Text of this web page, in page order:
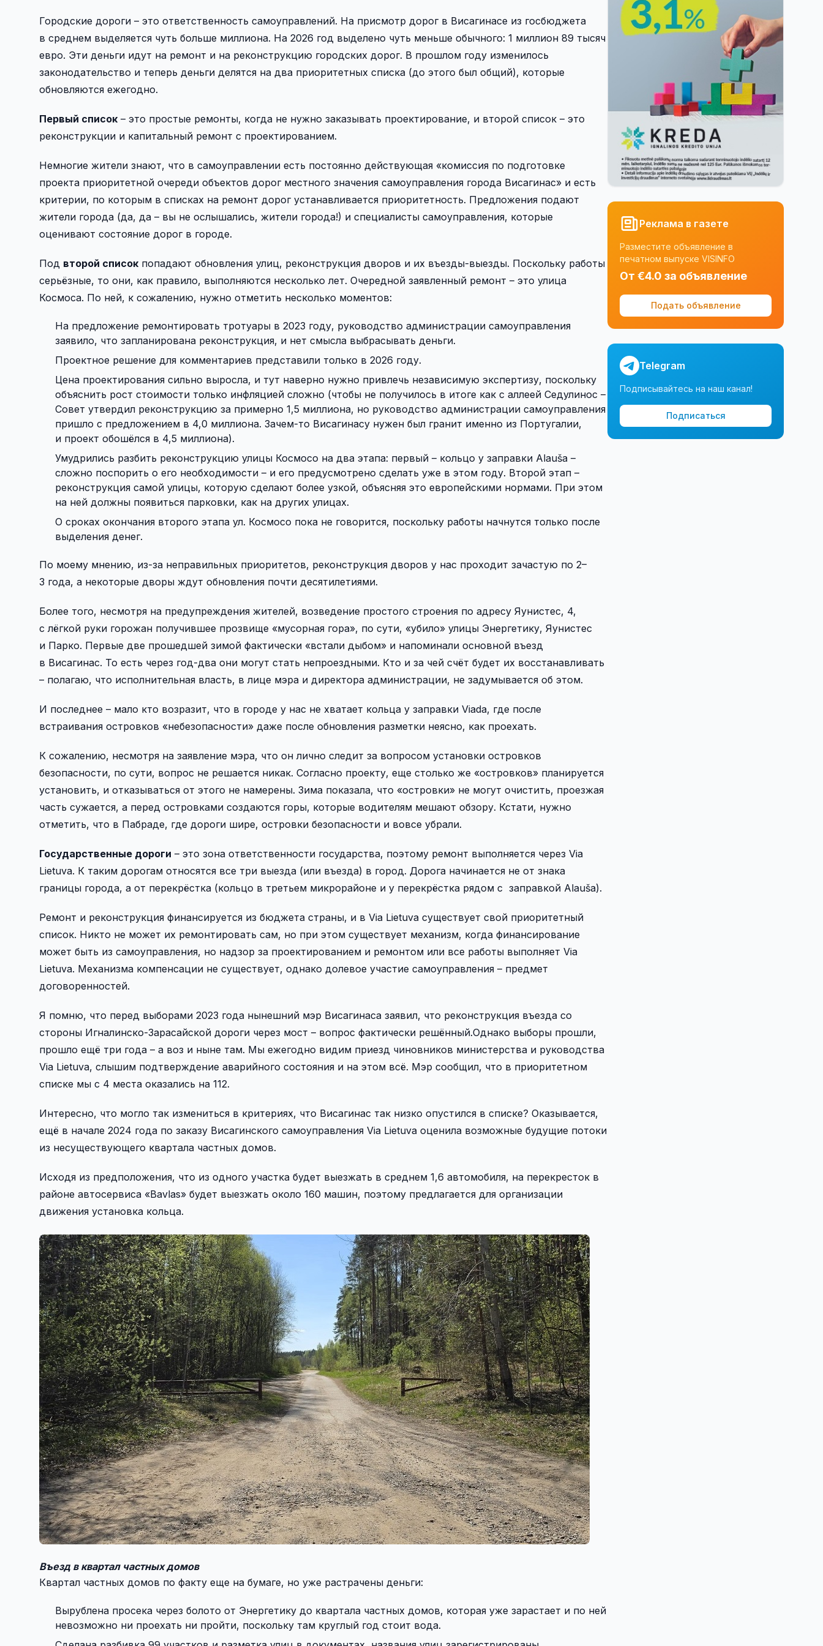
Городские дороги – это ответственность самоуправлений. На присмотр дорог в Висагинасе из госбюджета
в среднем выделяется чуть больше миллиона. На 2026 год выделено чуть меньше обычного: 1 миллион 89 тысяч
евро. Эти деньги идут на ремонт и на реконструкцию городских дорог. В прошлом году изменилось
законодательство и теперь деньги делятся на два приоритетных списка (до этого был общий), которые
обновляются ежегодно.
Первый список – это простые ремонты, когда не нужно заказывать проектирование, и второй список – это
реконструкции и капитальный ремонт с проектированием.
Немногие жители знают, что в самоуправлении есть постоянно действующая «комиссия по подготовке
проекта приоритетной очереди объектов дорог местного значения самоуправления города Висагинас» и есть
критерии, по которым в списках на ремонт дорог устанавливается приоритетность. Предложения подают
жители города (да, да – вы не ослышались, жители города!) и специалисты самоуправления, которые
оценивают состояние дорог в городе.
Под второй список попадают обновления улиц, реконструкция дворов и их въезды-выезды. Поскольку работы
серьёзные, то они, как правило, выполняются несколько лет. Очередной заявленный ремонт – это улица
Космоса. По ней, к сожалению, нужно отметить несколько моментов:
На предложение ремонтировать тротуары в 2023 году, руководство администрации самоуправления
заявило, что запланирована реконструкция, и нет смысла выбрасывать деньги.
Проектное решение для комментариев представили только в 2026 году.
Цена проектирования сильно выросла, и тут наверно нужно привлечь независимую экспертизу, поскольку
объяснить рост стоимости только инфляцией сложно (чтобы не получилось в итоге как с аллеей Седулинос –
Совет утвердил реконструкцию за примерно 1,5 миллиона, но руководство администрации самоуправления
пришло с предложением в 4,0 миллиона. Зачем-то Висагинасу нужен был гранит именно из Португалии,
и проект обошёлся в 4,5 миллиона).
Умудрились разбить реконструкцию улицы Космосо на два этапа: первый – кольцо у заправки Alauša –
сложно поспорить о его необходимости – и его предусмотрено сделать уже в этом году. Второй этап –
реконструкция самой улицы, которую сделают более узкой, объясняя это европейскими нормами. При этом
на ней должны появиться парковки, как на других улицах.
О сроках окончания второго этапа ул. Космосо пока не говорится, поскольку работы начнутся только после
выделения денег.
По моему мнению, из-за неправильных приоритетов, реконструкция дворов у нас проходит зачастую по 2–
3 года, а некоторые дворы ждут обновления почти десятилетиями.
Более того, несмотря на предупреждения жителей, возведение простого строения по адресу Яунистес, 4,
с лёгкой руки горожан получившее прозвище «мусорная гора», по сути, «убило» улицы Энергетику, Яунистес
и Парко. Первые две прошедшей зимой фактически «встали дыбом» и напоминали основной въезд
в Висагинас. То есть через год-два они могут стать непроездными. Кто и за чей счёт будет их восстанавливать
– полагаю, что исполнительная власть, в лице мэра и директора администрации, не задумывается об этом.
И последнее – мало кто возразит, что в городе у нас не хватает кольца у заправки Viada, где после
встраивания островков «небезопасности» даже после обновления разметки неясно, как проехать.
К сожалению, несмотря на заявление мэра, что он лично следит за вопросом установки островков
безопасности, по сути, вопрос не решается никак. Согласно проекту, еще столько же «островков» планируется
установить, и отказываться от этого не намерены. Зима показала, что «островки» не могут очистить, проезжая
часть сужается, а перед островками создаются горы, которые водителям мешают обзору. Кстати, нужно
отметить, что в Пабраде, где дороги шире, островки безопасности и вовсе убрали.
Государственные дороги – это зона ответственности государства, поэтому ремонт выполняется через Via
Lietuva. К таким дорогам относятся все три выезда (или въезда) в город. Дорога начинается не от знака
границы города, а от перекрёстка (кольцо в третьем микрорайоне и у перекрёстка рядом с заправкой Alauša).
Ремонт и реконструкция финансируется из бюджета страны, и в Via Lietuva существует свой приоритетный
список. Никто не может их ремонтировать сам, но при этом существует механизм, когда финансирование
может быть из самоуправления, но надзор за проектированием и ремонтом или все работы выполняет Via
Lietuva. Механизма компенсации не существует, однако долевое участие самоуправления – предмет
договоренностей.
Я помню, что перед выборами 2023 года нынешний мэр Висагинаса заявил, что реконструкция въезда со
стороны Игналинско-­Зарасайской дороги через мост – вопрос фактически решённый.Однако выборы прошли,
прошло ещё три года – а воз и ныне там. Мы ежегодно видим приезд чиновников министерства и руководства
Via Lietuva, слышим подтверждение аварийного состояния и на этом всё. Мэр сообщил, что в приоритетном
списке мы с 4 места оказались на 112.
Интересно, что могло так измениться в критериях, что Висагинас так низко опустился в списке? Оказывается,
ещё в начале 2024 года по заказу Висагинского самоуправления Via Lietuva оценила возможные будущие потоки
из несуществующего квартала частных домов.
Исходя из предположения, что из одного участка будет выезжать в среднем 1,6 автомобиля, на перекресток в
районе автосервиса «Bavlas» будет выезжать около 160 машин, поэтому предлагается для организации
движения установка кольца.
Въезд в квартал частных домов
Квартал частных домов по факту еще на бумаге, но уже растрачены деньги:
Вырублена просека через болото от Энергетику до квартала частных домов, которая уже зарастает и по ней
невозможно ни проехать ни пройти, поскольку там круглый год стоит вода.
Реклама в газете
Разместите объявление в
печатном выпуске VISINFO
От €4.0 за объявление
Подать объявление
Telegram
Подписывайтесь на наш канал!
Подписаться